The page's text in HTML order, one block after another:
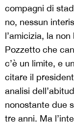
compagni di
no, nessun
l’amicizia, la
Pozzetto che
c’è un limite, e
citare il
analisi
nonostante due
tre anni. Ma